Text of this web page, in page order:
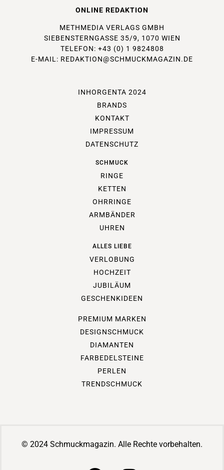
ONLINE REDAKTION
METHMEDIA VERLAGS GMBH
SIEBENSTERNGASSE 35/9, 1070 WIEN
TELEFON: +43 (0) 1 9824808
E-MAIL: REDAKTION@SCHMUCKMAGAZIN.DE
INHORGENTA 2024
BRANDS
KONTAKT
IMPRESSUM
DATENSCHUTZ
SCHMUCK
RINGE
KETTEN
OHRRINGE
ARMBÄNDER
UHREN
ALLES LIEBE
VERLOBUNG
HOCHZEIT
JUBILÄUM
GESCHENKIDEEN
PREMIUM MARKEN
DESIGNSCHMUCK
DIAMANTEN
FARBEDELSTEINE
PERLEN
TRENDSCHMUCK
© 2024 Schmuckmagazin. Alle Rechte vorbehalten.